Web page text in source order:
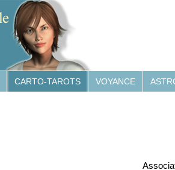
CARTO-TAROTS VOYANCE